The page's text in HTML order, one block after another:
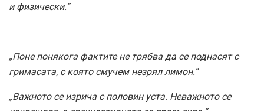
и физически.”
„Поне понякога фактите не трябва да се поднасят с
гримасата, с която смучем незрял лимон.”
„Важното се изрича с половин уста. Неважното се